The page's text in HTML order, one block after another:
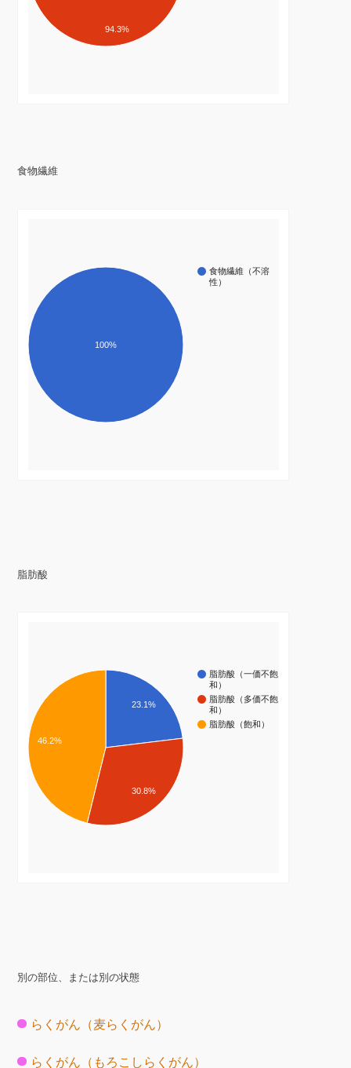
94.3%
食物繊維
食物繊維（不溶
性）
100%
脂肪酸
脂肪酸（一価不飽
和）
脂肪酸（多価不飽
和）
脂肪酸（飽和）
23.1%
46.2%
30.8%
別の部位、または別の状態
らくがん（麦らくがん）
らくがん（もろこしらくがん）